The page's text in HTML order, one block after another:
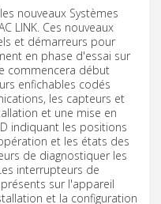
les nouveaux Systèmes
LINK. Ces nouveaux
et démarreurs pour
en phase d'essai sur
commencera début
enfichables codés
les capteurs et
et une mise en
indiquant les positions
et les états des
de diagnostiquer les
interrupteurs de
sur l'appareil
et la configuration